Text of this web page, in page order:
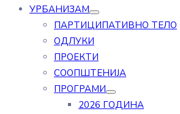
УРБАНИЗАМ
ПАРТИЦИПАТИВНО ТЕЛО
ОДЛУКИ
ПРОЕКТИ
СООПШТЕНИЈА
ПРОГРАМИ
2026 ГОДИНА